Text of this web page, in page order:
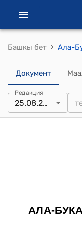
Башкы бет ›
Документ
Редакция
25.08.2023